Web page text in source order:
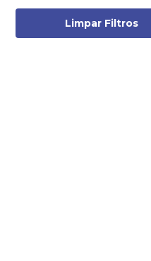
Limpar Filtros